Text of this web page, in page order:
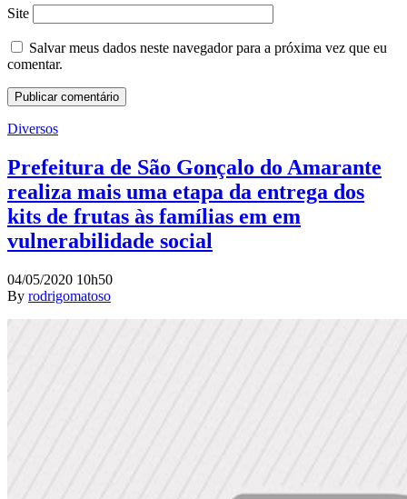
Site
Salvar meus dados neste navegador para a próxima vez que eu
comentar.
Diversos
Prefeitura de São Gonçalo do Amarante
realiza mais uma etapa da entrega dos
kits de frutas às famílias em em
vulnerabilidade social
04/05/2020 10h50
By rodrigomatoso